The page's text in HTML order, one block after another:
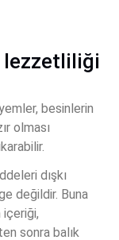
besinlerin
olması
dışkı
değildir. Buna
içeriği,
sonra balık